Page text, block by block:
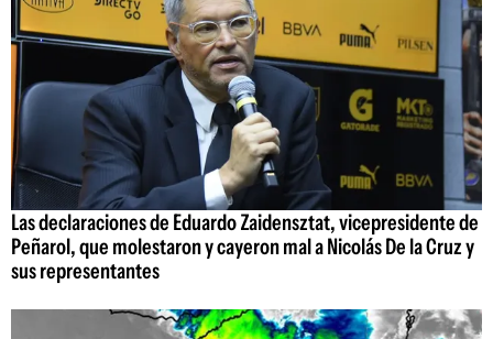
Las declaraciones de Eduardo Zaidensztat, vicepresidente de
Peñarol, que molestaron y cayeron mal a Nicolás De la Cruz y
sus representantes